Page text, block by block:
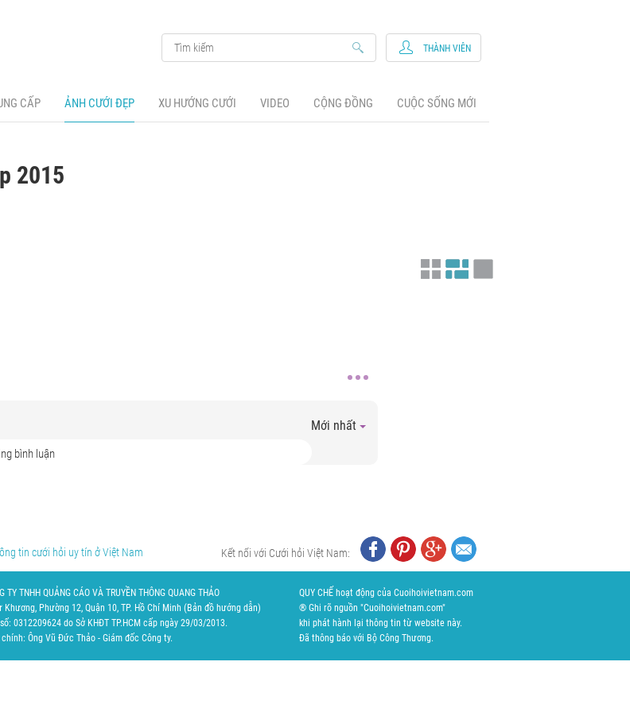
CẤP ẢNH CƯỚI ĐẸP XU HƯỚNG CƯỚI VIDEO CỘNG ĐỒNG CUỘC SỐNG MỚI
THÀNH VIÊN
2015
Mới nhất
tin cưới hỏi uy tín ở Việt Nam Kết nối với Cưới hỏi Việt Nam:
TNHH QUẢNG CÁO VÀ TRUYỀN THÔNG QUANG THẢO
Phường 12, Quận 10, TP. Hồ Chí Minh ( Bản đồ hướng dẫn)
0312209624 do Sở KHĐT TP.HCM cấp ngày 29/03/2013.
Ông Vũ Đức Thảo - Giám đốc Công ty.
QUY CHẾ hoạt động của Cuoihoivietnam.com
® Ghi rõ nguồn "Cuoihoivietnam.com"
khi phát hành lại thông tin từ website này.
Đã thông báo với Bộ Công Thương.